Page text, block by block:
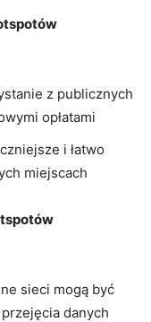
z publicznych
opłatami
i łatwo
miejscach
sieci mogą być
danych